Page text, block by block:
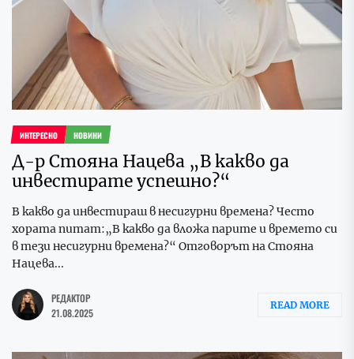
ИНТЕРЕСНО НОВИНИ
Д-р Стояна Нацева „В какво да
инвестирате успешно?“
В какво да инвестираш в несигурни времена? Често
хората питат:„В какво да вложа парите и времето си
в тези несигурни времена?“ Отговорът на Стояна
Нацева...
РЕДАКТОР
21.08.2025
READ MORE